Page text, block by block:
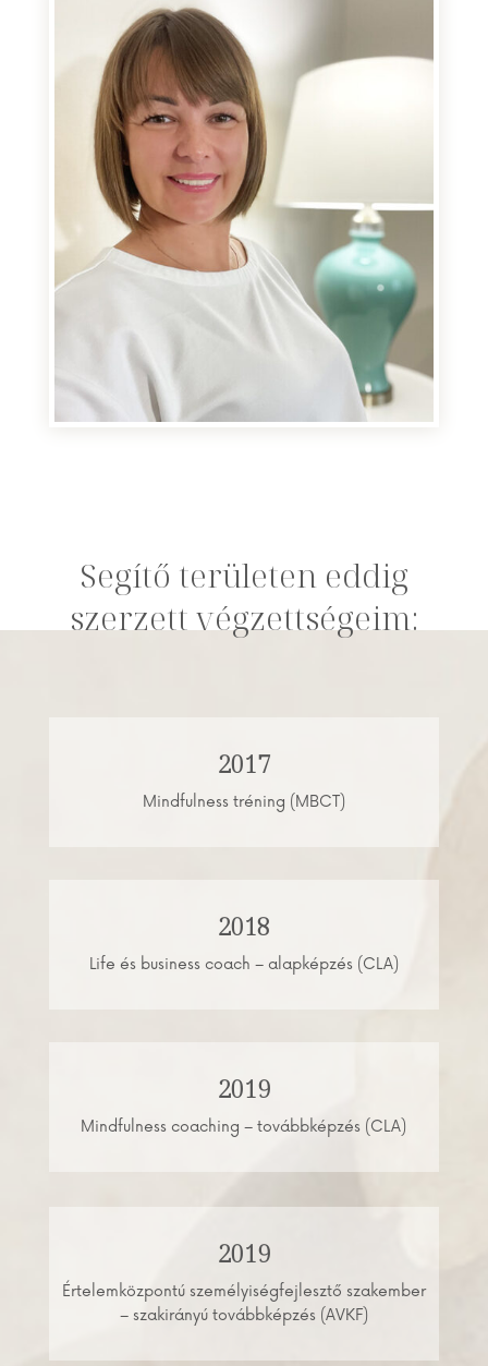
Segítő területen eddig
szerzett végzettségeim:
2017
Mindfulness tréning (MBCT)
2018
Life és business coach – alapképzés (CLA)
2019
Mindfulness coaching – továbbképzés (CLA)
2019
Értelemközpontú személyiségfejlesztő szakember
– szakirányú továbbképzés (AVKF)